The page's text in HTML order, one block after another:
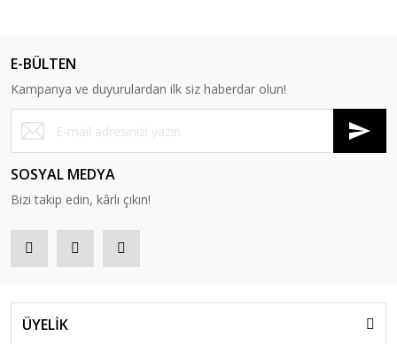
E-BÜLTEN
Kampanya ve duyurulardan ilk siz haberdar olun!
SOSYAL MEDYA
Bizi takip edin, kârlı çıkın!
ÜYELİK